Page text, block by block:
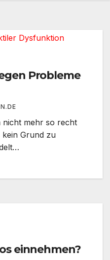
Probleme
nicht mehr so recht
kein Grund zu
einnehmen?